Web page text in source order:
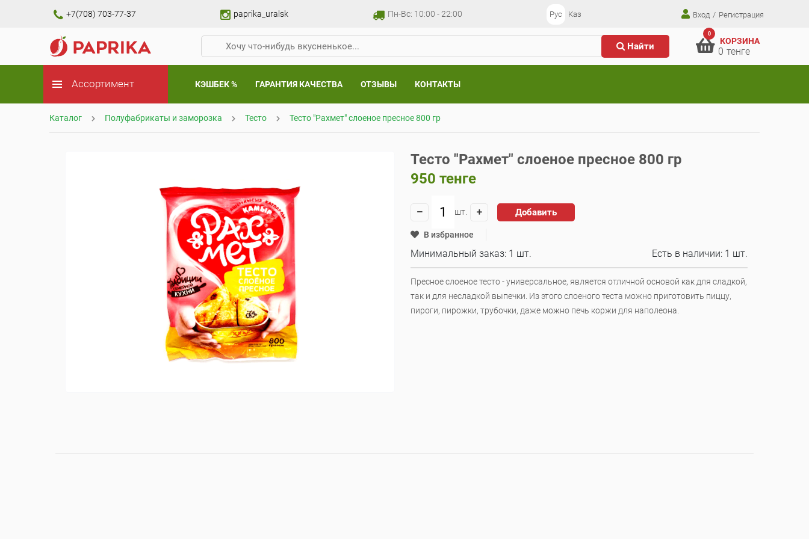
+7(708) 703-77-37 paprika_uralsk Пн-Вс: 10:00 - 22:00 Рус Каз Вход / Регистрация
Найти
0
КОРЗИНА
0 тенге
Ассортимент КЭШБЕК % ГАРАНТИЯ КАЧЕСТВА ОТЗЫВЫ КОНТАКТЫ
Каталог Полуфабрикаты и заморозка Тесто Тесто "Рахмет" слоеное пресное 800 гр
Тесто "Рахмет" слоеное пресное 800 гр
950 тенге
шт. Добавить
В избранное
Минимальный заказ: 1 шт. Есть в наличии: 1 шт.
Пресное слоеное тесто - универсальное, является отличной основой как для сладкой,
так и для несладкой выпечки. Из этого слоеного теста можно приготовить пиццу,
пироги, пирожки, трубочки, даже можно печь коржи для наполеона.